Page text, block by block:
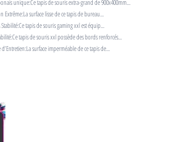
unique:Ce tapis de souris extra-grand de 900x400mm...
Extrême:La surface lisse de ce tapis de bureau...
tapis de souris gaming xxl est équip...
tapis de souris xxl possède des bords renforcés...
surface imperméable de ce tapis de...